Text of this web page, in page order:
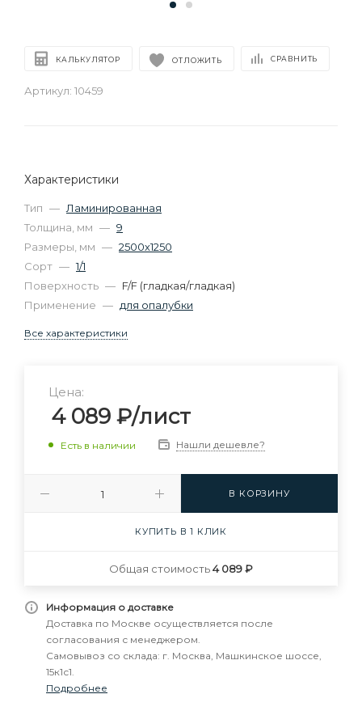
КАЛЬКУЛЯТОР ОТЛОЖИТЬ СРАВНИТЬ
Артикул: 10459
Характеристики
Тип — Ламинированная
Толщина, мм — 9
Размеры, мм — 2500х1250
Сорт — 1/1
Поверхность — F/F (гладкая/гладкая)
Применение — для опалубки
Все характеристики
Цена:
4 089 ₽/лист
Есть в наличии Нашли дешевле?
В КОРЗИНУ
КУПИТЬ В 1 КЛИК
Общая стоимость4 089 ₽
Информация о доставке
Доставка по Москве осуществляется после
согласования с менеджером.
Самовывоз со склада: г. Москва, Машкинское шоссе,
15к1с1.
Подробнее